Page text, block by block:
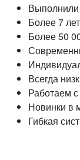
Выполнили
Более 7
Более 50
Всегда
Работаем
Новинки в
Гибкая